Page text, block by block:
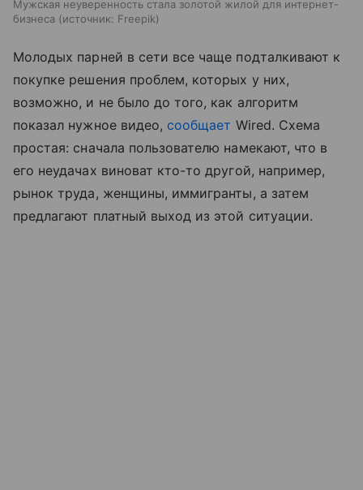
Мужская неуверенность стала золотой жилой для интернет-
бизнеса
источник: Freepik
Молодых парней в сети все чаще подталкивают к
покупке решения проблем, которых у них,
возможно, и не было до того, как алгоритм
показал нужное видео, сообщает Wired. Схема
простая: сначала пользователю намекают, что в
его неудачах виноват кто-то другой, например,
рынок труда, женщины, иммигранты, а затем
предлагают платный выход из этой ситуации.